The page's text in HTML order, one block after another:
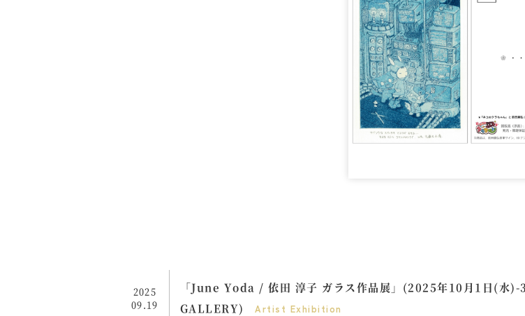
2025
09.19
「June Yoda / 依田 淳子 ガラス作品展」(2025年10月1日(水
GALLERY)
Artist Exhibition